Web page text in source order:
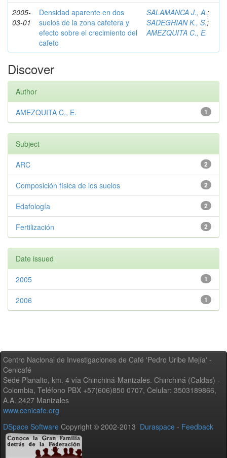
2005-
03-01
Densidad aparente en dos
suelos de la zona cafetera y
efecto sobre el crecimiento del
cafeto
SALAMANCA J., A.;
SADEGHIAN K., S.;
AMEZQUITA C., E.
Discover
Author
1
AMEZQUITA C., E.
Subject
2
ARC
2
Composición física de los suelos
2
Edafología
2
Fertilización
Date issued
1
2005
1
2006
Centro Nacional de Investigaciones de Café 'Pedro Uribe Mejía' -
Cenicafé
Sede Planalto, km. 4 vía Chinchiná-Manizales. Chinchiná (Caldas) -
Colombia, Teléfono PBX +57(606)850 0707, Celular: 3503189866,
A.A. 2427 Manizales
www.cenicafe.org
DSpace Software Copyright © 2002-2013 Duraspace - Feedback